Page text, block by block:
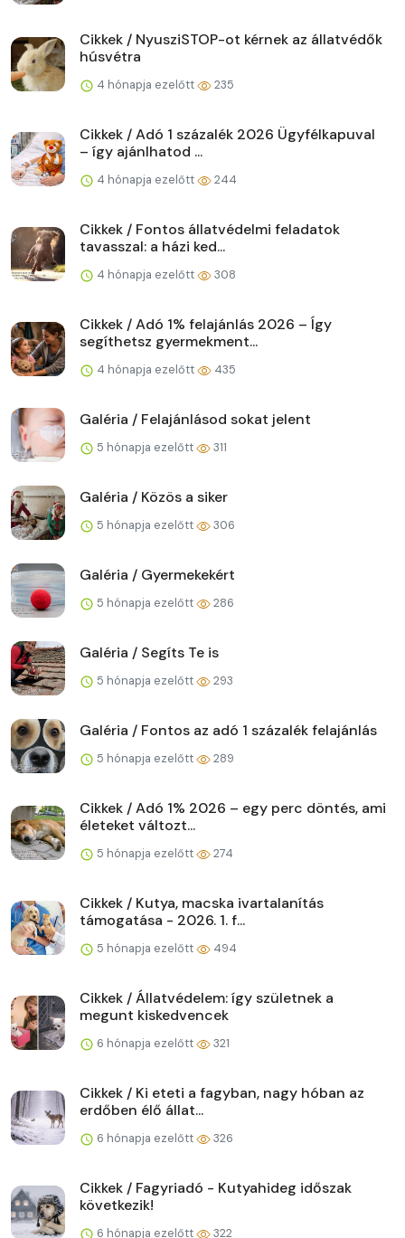
Cikkek / NyusziSTOP-ot kérnek az állatvédők
húsvétra
4 hónapja ezelőtt 235
Cikkek / Adó 1 százalék 2026 Ügyfélkapuval
– így ajánlhatod ...
4 hónapja ezelőtt 244
Cikkek / Fontos állatvédelmi feladatok
tavasszal: a házi ked...
4 hónapja ezelőtt 308
Cikkek / Adó 1% felajánlás 2026 – Így
segíthetsz gyermekment...
4 hónapja ezelőtt 435
Galéria / Felajánlásod sokat jelent
5 hónapja ezelőtt 311
Galéria / Közös a siker
5 hónapja ezelőtt 306
Galéria / Gyermekekért
5 hónapja ezelőtt 286
Galéria / Segíts Te is
5 hónapja ezelőtt 293
Galéria / Fontos az adó 1 százalék felajánlás
5 hónapja ezelőtt 289
Cikkek / Adó 1% 2026 – egy perc döntés, ami
életeket változt...
5 hónapja ezelőtt 274
Cikkek / Kutya, macska ivartalanítás
támogatása - 2026. 1. f...
5 hónapja ezelőtt 494
Cikkek / Állatvédelem: így születnek a
megunt kiskedvencek
6 hónapja ezelőtt 321
Cikkek / Ki eteti a fagyban, nagy hóban az
erdőben élő állat...
6 hónapja ezelőtt 326
Cikkek / Fagyriadó - Kutyahideg időszak
következik!
6 hónapja ezelőtt 322